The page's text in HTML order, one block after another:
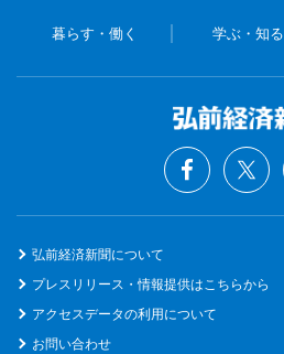
暮らす・働く 学ぶ・知る
弘前経済新聞について
プレスリリース・情報提供はこちらから
アクセスデータの利用について
お問い合わせ